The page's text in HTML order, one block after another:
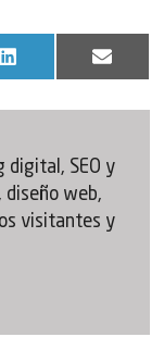
LinkedIn Email
digital, SEO y
diseño web,
visitantes y